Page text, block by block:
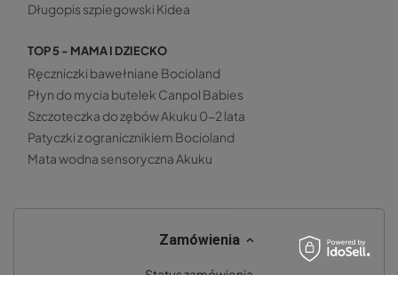
Długopis szpiegowski Kidea
TOP 5 - MAMA I DZIECKO
Ręczniczki bawełniane Bocioland
Płyn do mycia butelek Canpol Babies
Szczoteczka do zębów Akuku 0-2 lata
Patyczki z ogranicznikiem Bocioland
Mata wodna sensoryczna Akuku
Zamówienia
Status zamówienia